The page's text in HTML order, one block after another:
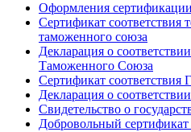
Оформления
Сертификат соответствия
таможенного союза
Декларация о
Таможенного Союза
Сертификат
Декларация о
Свидетельство о
Добровольный